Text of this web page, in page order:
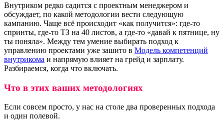
Внутриком редко садится с проектным менеджером и
обсуждает, по какой методологии вести следующую
кампанию. Чаще всё происходит «как получится»: где-то
спринты, где-то ТЗ на 40 листов, а где-то «давай к пятнице, ну
ты поняла». Между тем умение выбирать подход к
управлению проектами уже зашито в Модель компетенций
внутрикома и напрямую влияет на грейд и зарплату.
Разбираемся, когда что включать.
Что в этих ваших методологиях
Если совсем просто, у нас на столе два проверенных подхода
и один полевой.